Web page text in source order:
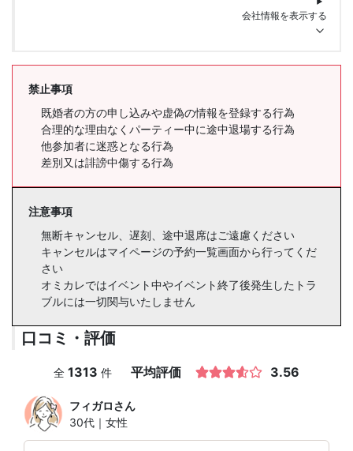
会社情報を表示する
禁止事項
既婚者の方の申し込みや虚偽の情報を登録する行為
合理的な理由なくパーティー中に途中退場する行為
他参加者に迷惑となる行為
差別又は誹謗中傷する行為
注意事項
無断キャンセル、遅刻、途中退席はご遠慮ください
キャンセルはマイページの予約一覧画面から行ってくだ
さい
オミカレではイベント中やイベント終了後発生したトラ
ブルには一切関与いたしません
口コミ・評価
全 1313 件 平均評価 3.56
フィガロさん
30代｜女性